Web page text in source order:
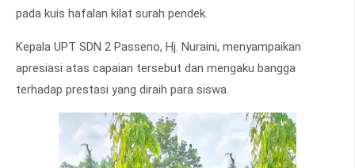
pada kuis hafalan kilat surah pendek.
Kepala UPT SDN 2 Passeno, Hj. Nuraini, menyampaikan
apresiasi atas capaian tersebut dan mengaku bangga
terhadap prestasi yang diraih para siswa.